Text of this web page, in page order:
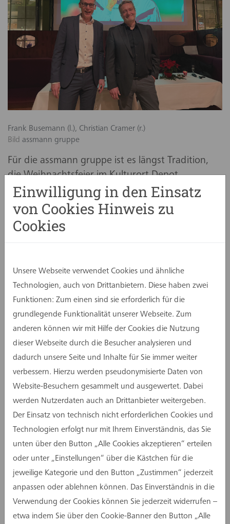
Frank Busemann (l.), Christian Cramer (r.)
Bild assmann gruppe
Für die assmann gruppe ist es längst Tradition,
die Weihnachtsfeier im Kulturort Depot
Dortmund auszurichten.
Auch in diesem Jahr sorgte das historische
Industriedenkmal für einen stimmungsvollen
mit Kolleginnen und Kollegen der Standorte
Dortmund, Münster, Köln und Frankfurt das Jahr
Revue passieren zu lassen – und zugleich Impulse
für die Zukunft zu gewinnen.
Gesellschafter der assmann gruppe, eröffnete
Frank Busemann, Silbermedaillengewinner im
Zehnkampf bei den Olympischen Spielen in
Unter dem Motto „Zehnkampf für Ihr Business –
Sieg für Ihr Team“ nahm Busemann die
Anwesenden mit in die Welt des Leistungssports
und zeigte, wie Disziplin, Vielseitigkeit und
mentale Stärke auch im Berufsleben
entscheidend sind. „Der sportliche Zehnkampf
bildet an nur zwei Tagen das ganze Leben ab“,
Einwilligung in den Einsatz
von Cookies Hinweis zu
Cookies
Unsere Webseite verwendet Cookies und ähnliche
Technologien, auch von Drittanbietern. Diese haben zwei
Funktionen: Zum einen sind sie erforderlich für die
grundlegende Funktionalität unserer Webseite. Zum
anderen können wir mit Hilfe der Cookies die Nutzung
dieser Webseite durch die Besucher analysieren und
dadurch unsere Seite und Inhalte für Sie immer weiter
verbessern. Hierzu werden pseudonymisierte Daten von
Website-Besuchern gesammelt und ausgewertet. Dabei
werden Nutzerdaten auch an Drittanbieter weitergeben.
Der Einsatz von technisch nicht erforderlichen Cookies und
Technologien erfolgt nur mit Ihrem Einverständnis, das Sie
unten über den Button „Alle Cookies akzeptieren“ erteilen
oder unter „Einstellungen“ über die Kästchen für die
jeweilige Kategorie und den Button „Zustimmen“ jederzeit
anpassen oder ablehnen können. Das Einverständnis in die
Verwendung der Cookies können Sie jederzeit widerrufen –
etwa indem Sie über den Cookie-Banner den Button „Alle